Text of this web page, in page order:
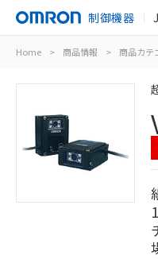
制御機器
Home > 商品情報 > 商品カテ